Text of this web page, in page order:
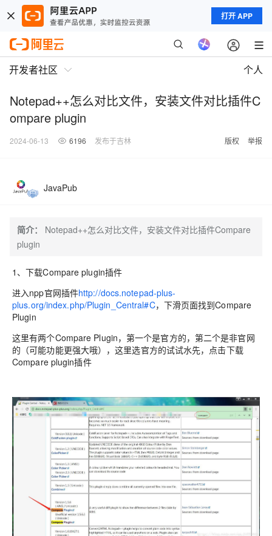
打开 APP
开发者社区 个人
Notepad++怎么对比文件，安装文件对比插件C
ompare plugin
2024-06-13 6196 发布于吉林 版权 举报
JavaPub
简介：
Notepad++怎么对比文件，安装文件对比插件Compare
plugin
1、下载Compare plugin插件
进入npp官网插件http://docs.notepad-plus-
plus.org/index.php/Plugin_Central#C，下滑页面找到Compare
Plugin
这里有两个Compare Plugin，第一个是官方的，第二个是非官网
的（可能功能更强大哦），这里选官方的试试水先，点击下载
Compare plugin插件